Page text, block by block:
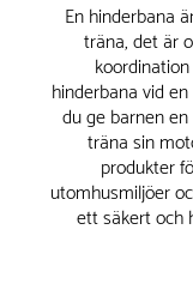
En hinderbana
träna, det är
hinderbana vid
du ge barnen
träna sin
produkter
utomhusmiljöer
ett säkert och